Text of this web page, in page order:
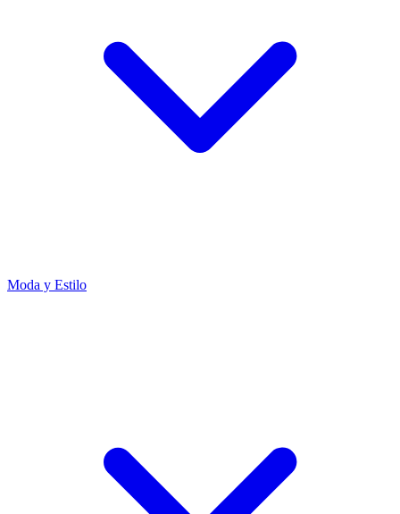
Moda y Estilo